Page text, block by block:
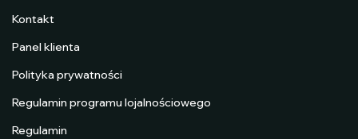
Kontakt
Panel klienta
Polityka prywatności
Regulamin programu lojalnościowego
Regulamin